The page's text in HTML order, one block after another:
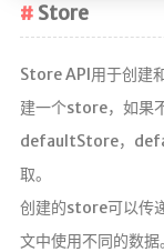
Store
Store API用于创建
建一个store，如果
defaultStore，
取。
创建的store可以传
文中使用不同的数据。